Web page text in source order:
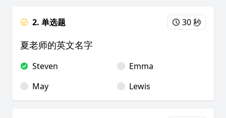
2. 单选题 30 秒
夏老师的英文名字
Steven
Emma
May
Lewis